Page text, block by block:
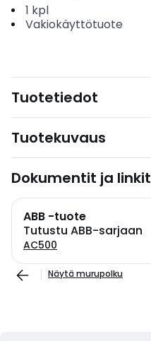
1 kpl
Vakiokäyttötuote
Tuotetiedot
Tuotekuvaus
Dokumentit ja linkit
ABB -tuote
Tutustu ABB-sarjaan
AC500
Näytä murupolku